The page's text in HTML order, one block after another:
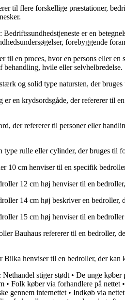
til flere forskellige præstationer,
Bedriftssundhedstjeneste er en
forebyggende
til en proces, hvor en persons eller
behandling, hvile eller selvhelbredelse.
og solid type natursten, der
er en krydsordsgåde, der refererer til
der refererer til personer eller
type rulle eller cylinder, der bruges
10 cm henviser til en specifik
12 cm høj henviser til en
14 cm høj beskriver en
15 cm høj henviser til en
Bauhaus refererer til en bedroller,
Bilka henviser til en bedroller, der
Nethandel stiger stødt • De unge køber
• Folk køber via forhandlere på nettet •
gennem internettet • Indkøb via